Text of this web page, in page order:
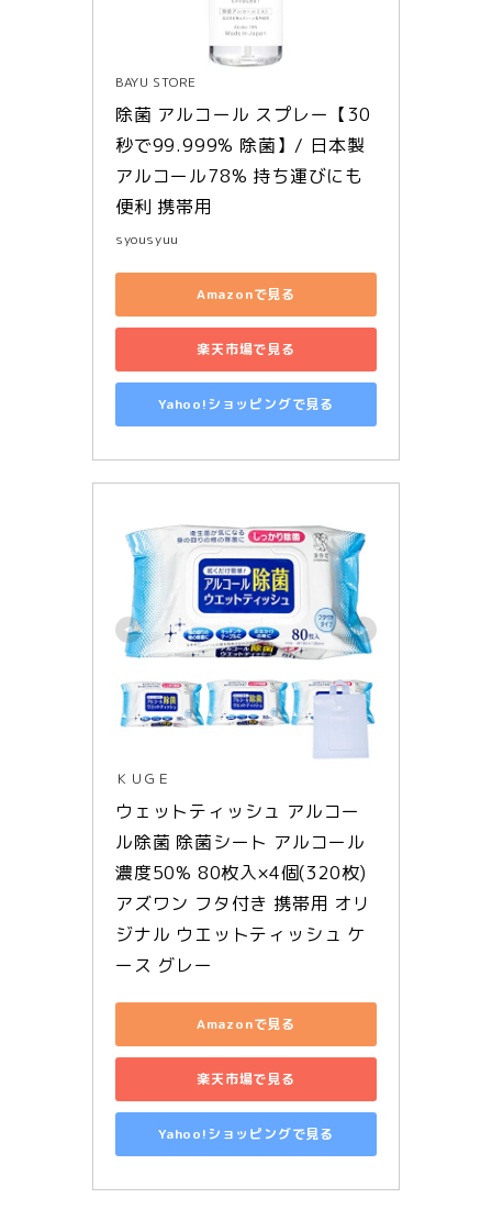
BAYU STORE
除菌 アルコール スプレー【30
秒で99.999% 除菌】/ 日本製
アルコール78% 持ち運びにも
便利 携帯用
syousyuu
Amazonで見る
楽天市場で見る
Yahoo!ショッピングで見る
ＫＵＧＥ
ウェットティッシュ アルコー
ル除菌 除菌シート アルコール
濃度50% 80枚入×4個(320枚)
アズワン フタ付き 携帯用 オリ
ジナル ウエットティッシュ ケ
ース グレー
Amazonで見る
楽天市場で見る
Yahoo!ショッピングで見る